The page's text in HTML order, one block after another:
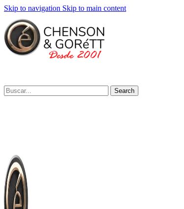
Skip to navigation Skip to main content
Search